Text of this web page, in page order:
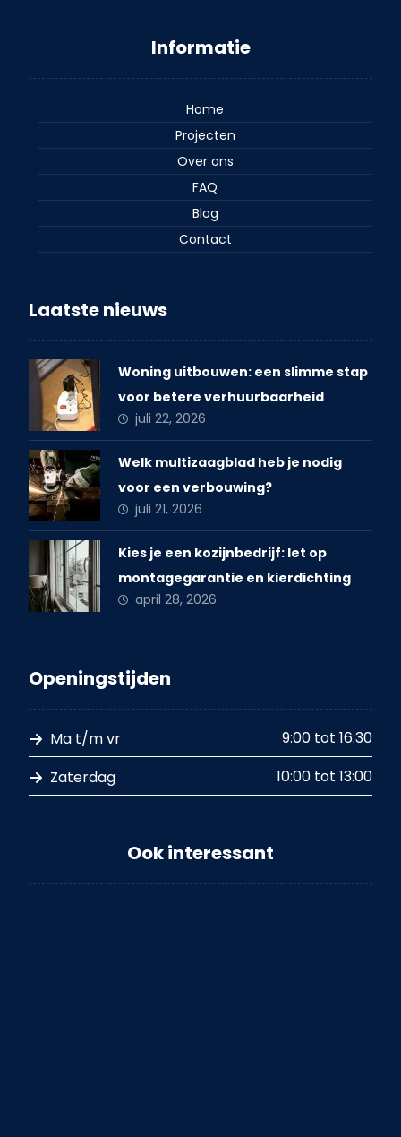
Informatie
Home
Projecten
Over ons
FAQ
Blog
Contact
Laatste nieuws
Woning uitbouwen: een slimme stap
voor betere verhuurbaarheid
juli 22, 2026
Welk multizaagblad heb je nodig
voor een verbouwing?
juli 21, 2026
Kies je een kozijnbedrijf: let op
montagegarantie en kierdichting
april 28, 2026
Openingstijden
Ma t/m vr
9:00 tot 16:30
Zaterdag
10:00 tot 13:00
Ook interessant